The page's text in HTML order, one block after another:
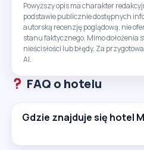
korzystać z bezpłatnego
bogatej oferty sportowej i
Warto pamiętać, że część
dodatkowo płatna lub
szukających różnorodnych
sportowych.
Powyższy opis ma charakter
podstawie publicznie dostępnych
autorską recenzję poglądową, nie
stanu faktycznego. Mimo dołożenia
nieścisłości lub błędy. Za
AI.
FAQ o hotelu
Gdzie znajduje się hotel